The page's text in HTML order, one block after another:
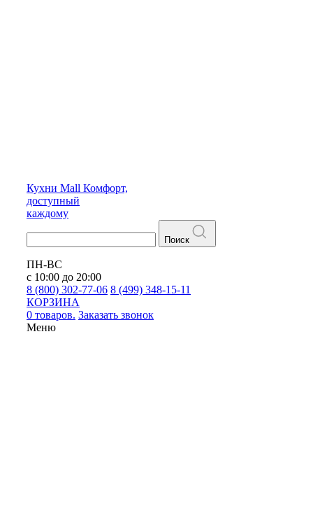
Кухни Mall Комфорт,
доступный
каждому
Поиск
ПН-ВС
с 10:00 до 20:00
8 (800) 302-77-06 8 (499) 348-15-11
КОРЗИНА
0 товаров. Заказать звонок
Меню